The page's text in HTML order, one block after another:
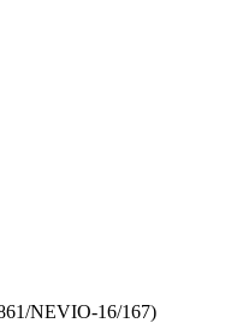
NEVIO-16/167)